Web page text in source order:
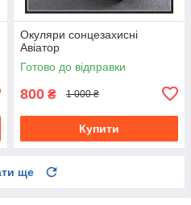
Окуляри сонцезахисні
Авіатор
Готово до відправки
800 ₴ 1 000 ₴
Купити
ще